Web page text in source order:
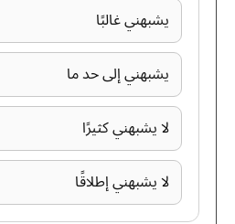
يشبهني غالبًا
يشبهني إلى حد ما
لا يشبهني كثيرًا
لا يشبهني إطلاقًا